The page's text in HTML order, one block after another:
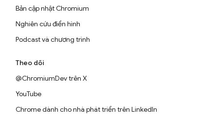
Bản cập nhật Chromium
Nghiên cứu điển hình
Podcast và chương trình
Theo dõi
@ChromiumDev trên X
YouTube
Chrome dành cho nhà phát triển trên LinkedIn